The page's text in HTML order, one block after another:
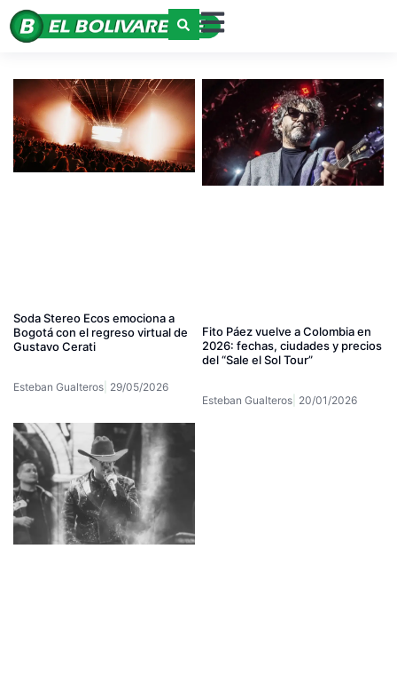
Soda Stereo Ecos emociona a
Bogotá con el regreso virtual de
Gustavo Cerati
Esteban Gualteros 29/05/2026
Fito Páez vuelve a Colombia en
2026: fechas, ciudades y precios
del “Sale el Sol Tour”
Esteban Gualteros 20/01/2026